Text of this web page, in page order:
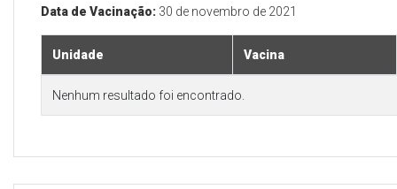
Data de Vacinação: 30 de novembro de 2021
Unidade Vacina
Nenhum resultado foi encontrado.